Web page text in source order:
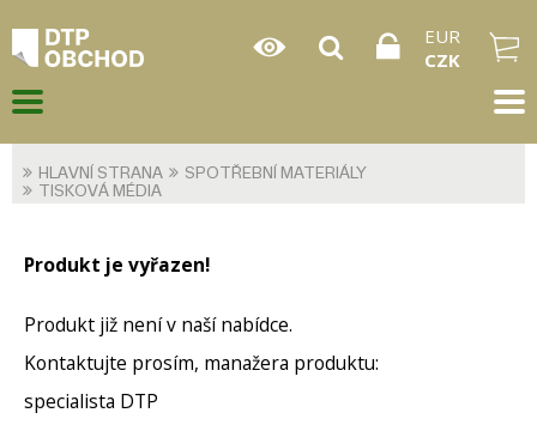
EUR
CZK
HLAVNÍ STRANA
SPOTŘEBNÍ MATERIÁLY
TISKOVÁ MÉDIA
Produkt je vyřazen!
Produkt již není v naší nabídce.
Kontaktujte prosím, manažera produktu:
specialista DTP